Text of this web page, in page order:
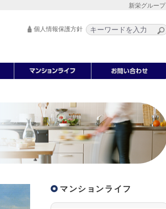
新栄グループ
個人情報保護方針
マンションライフ